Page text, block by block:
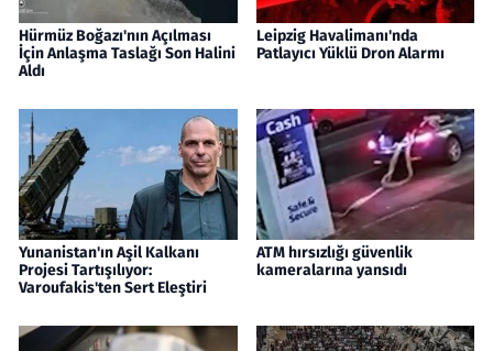
Hürmüz Boğazı'nın Açılması
İçin Anlaşma Taslağı Son Halini
Aldı
Leipzig Havalimanı'nda
Patlayıcı Yüklü Dron Alarmı
Yunanistan'ın Aşil Kalkanı
Projesi Tartışılıyor:
Varoufakis'ten Sert Eleştiri
ATM hırsızlığı güvenlik
kameralarına yansıdı